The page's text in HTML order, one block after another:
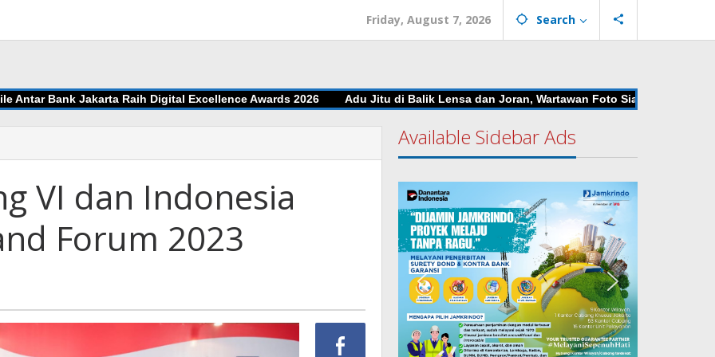
Friday, August 7, 2026 Search
Bank Jakarta Raih Digital Excellence Awards 2026 Adu Jitu di Balik Lensa dan Joran, Wartawan Foto Siap Unjuk Gigi di
VI dan Indonesia
Forum 2023
Available Sidebar Ads